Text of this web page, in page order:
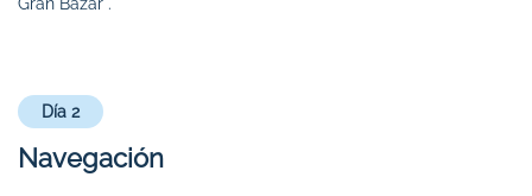
Gran Bazar .
Día 2
Navegación